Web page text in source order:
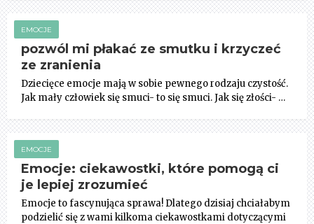
EMOCJE
pozwól mi płakać ze smutku i krzyczeć
ze zranienia
Dziecięce emocje mają w sobie pewnego rodzaju czystość.
Jak mały człowiek się smuci- to się smuci. Jak się złości- …
EMOCJE
Emocje: ciekawostki, które pomogą ci
je lepiej zrozumieć
Emocje to fascynująca sprawa! Dlatego dzisiaj chciałabym
podzielić się z wami kilkoma ciekawostkami dotyczącymi